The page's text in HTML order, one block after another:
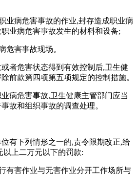
业病危害事故的作业,封存造成职业病
业病危害事故发生的材料和设备;
危害事故现场。
者危害状态得到有效控制后,卫生健
前款第四项第五项规定的控制措施。
病危害事故,卫生健康主管部门应当
故和组织事故的调查处理。
有下列情形之一的,责令限期改正,给
以上二万元以下的罚款:
有害作业与无害作业分开工作场所与